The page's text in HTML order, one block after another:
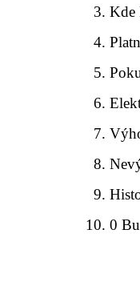
Kde
0